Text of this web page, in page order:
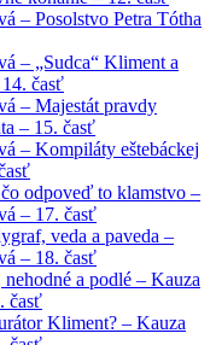
– Posolstvo Petra Tótha
– „Sudca“ Kliment a
časť
– Majestát pravdy
– 15. časť
– Kompiláty eštebáckej
odpoveď to klamstvo –
– 17. časť
veda a paveda –
– 18. časť
nehodné a podlé – Kauza
časť
Kliment? – Kauza